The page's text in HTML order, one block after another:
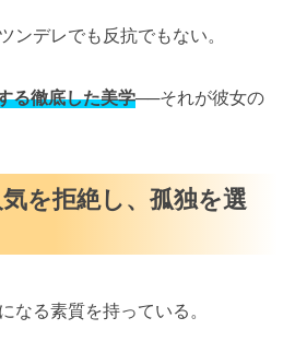
ンデレでも反抗でもない。
る徹底した美学──それが彼女の
を拒絶し、孤独を選
なる素質を持っている。